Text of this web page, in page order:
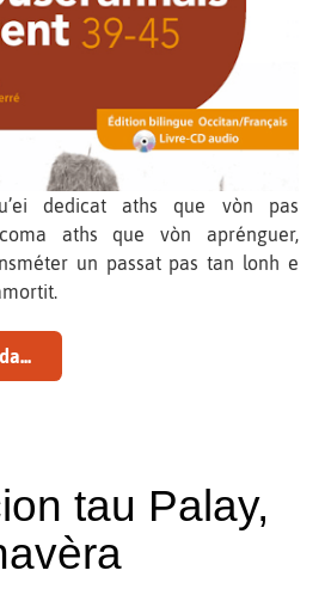
dedicat aths que vòn pas
aths que vòn aprénguer,
un passat pas tan lonh e
tau Palay,